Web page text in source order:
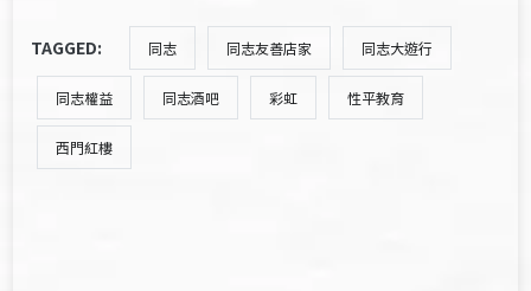
TAGGED: 同志 同志友善店家 同志大遊行
同志權益 同志酒吧 彩虹 性平教育
西門紅樓